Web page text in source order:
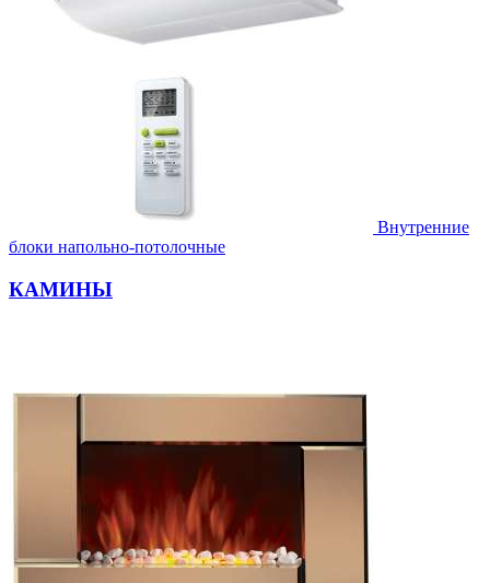
Внутренние
блоки напольно-потолочные
КАМИНЫ